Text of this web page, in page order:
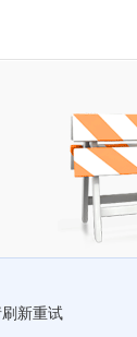
新重试